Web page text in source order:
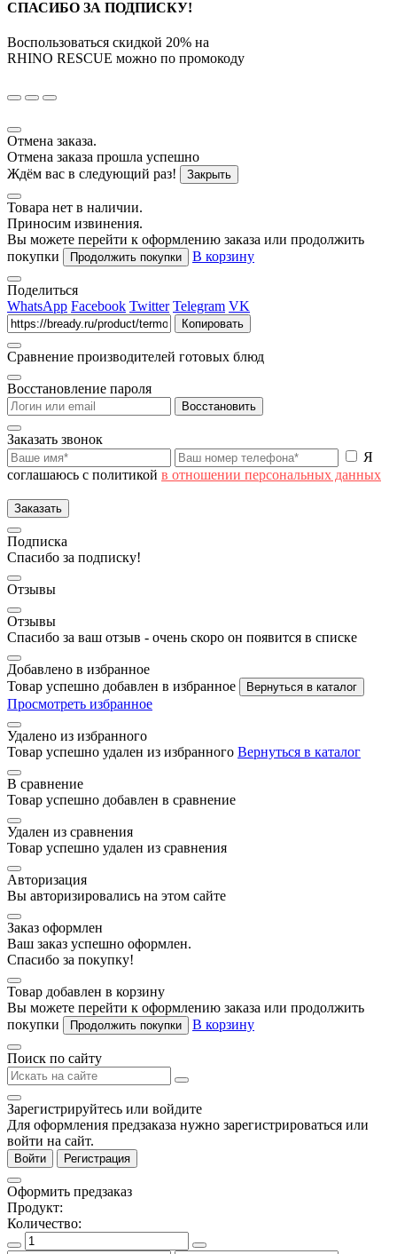
СПАСИБО ЗА ПОДПИСКУ!
Воспользоваться скидкой 20% на
RHINO RESCUE можно по промокоду
Отмена заказа.
Отмена заказа прошла успешно
Ждём вас в следующий раз!
Закрыть
Товара нет в наличии.
Приносим извинения.
Вы можете перейти к оформлению заказа или продолжить
покупки
Продолжить покупки В корзину
Поделиться
WhatsApp Facebook Twitter Telegram VK
Копировать
Сравнение производителей готовых блюд
Восстановление пароля
Восстановить
Заказать звонок
Я
соглашаюсь с политикой в отношении персональных данных
Заказать
Подписка
Спасибо за подписку!
Отзывы
Отзывы
Спасибо за ваш отзыв - очень скоро он появится в списке
Добавлено в избранное
Товар успешно добавлен в избранное
Вернуться в каталог
Просмотреть избранное
Удалено из избранного
Товар успешно удален из избранного Вернуться в каталог
В сравнение
Товар успешно добавлен в сравнение
Удален из сравнения
Товар успешно удален из сравнения
Авторизация
Вы авторизировались на этом сайте
Заказ оформлен
Ваш заказ успешно оформлен.
Спасибо за покупку!
Товар добавлен в корзину
Вы можете перейти к оформлению заказа или продолжить
покупки
Продолжить покупки В корзину
Поиск по сайту
Зарегистрируйтесь или войдите
Для оформления предзаказа нужно зарегистрироваться или
войти на сайт.
Войти Регистрация
Оформить предзаказ
Продукт:
Количество: